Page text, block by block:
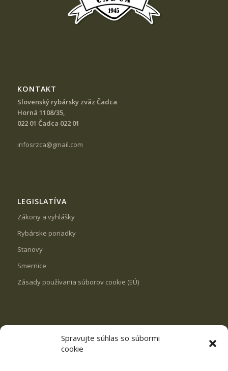
Spravujte súhlas so súbormi
cookie
KONTAKT
Slovenský rybársky zväz Čadca
Horná 1108/35,
022 01 Čadca 022 01
infosrzca@gmail.com
LEGISLATÍVA
Zákony a vyhlášky
Rybárske poriadky
Stanovy
Smernice
Zásady používania súborov cookie (EÚ)